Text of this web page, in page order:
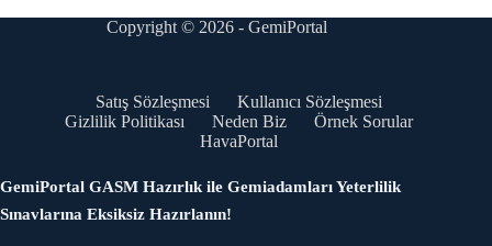
Copyright © 2026 - GemiPortal
Satış Sözleşmesi
Kullanıcı Sözleşmesi
Gizlilik Politikası
Neden Biz
Örnek Sorular
HavaPortal
GemiPortal GASM Hazırlık ile Gemiadamları Yeterlilik
Sınavlarına Eksiksiz Hazırlanın!